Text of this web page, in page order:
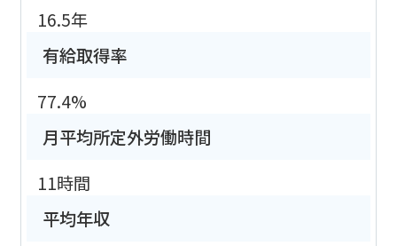
16.5年
有給取得率
77.4%
月平均所定外労働時間
11時間
平均年収